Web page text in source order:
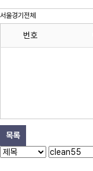
서울경기전체
번호
목록